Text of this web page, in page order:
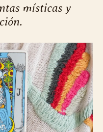
místicas y